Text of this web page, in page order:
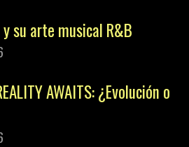
su arte musical R&B
AWAITS: ¿Evolución o